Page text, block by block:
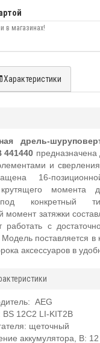
в магазинах!
Характеристики
дрель-
441440 предназначена
и сверления
16-
крутящего момента
конкретный
момент затяжки
работать с
поставляется в
аксессуаров в
AEG
12C2 LI-KIT2B
щеточный
аккумулятора, В: 12